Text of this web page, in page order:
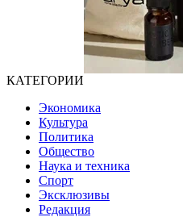
КАТЕГОРИИ
Экономика
Культура
Политика
Общество
Наука и техника
Спорт
Эксклюзивы
Редакция